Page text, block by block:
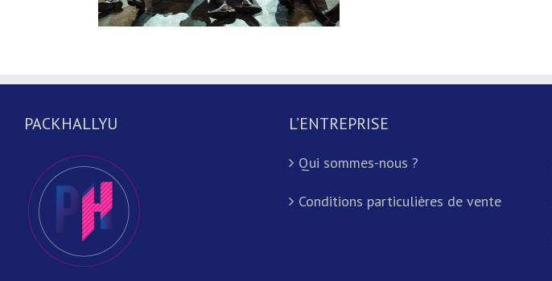
PACKHALLYU L’ENTREPRISE
Qui sommes-nous ?
Conditions particulières de vente